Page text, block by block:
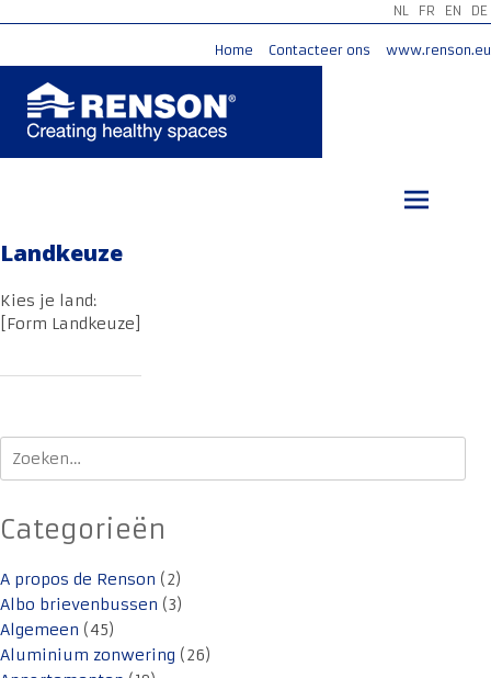
NL FR EN DE
Home Contacteer ons www.renson.eu
Landkeuze
Kies je land:
[Form Landkeuze]
Zoeken
naar:
Categorieën
A propos de Renson (2)
Albo brievenbussen (3)
Algemeen (45)
Aluminium zonwering (26)